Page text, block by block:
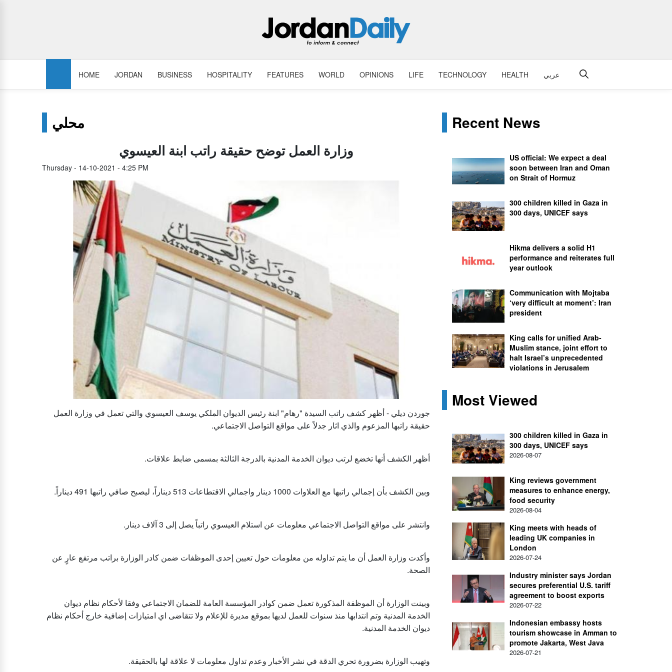
HOME JORDAN BUSINESS HOSPITALITY FEATURES WORLD OPINIONS LIFE TECHNOLOGY HEALTH عربي
محلي
وزارة العمل توضح حقيقة راتب ابنة العيسوي
Thursday - 14-10-2021 - 4:25 PM
جوردن ديلي - أظهر كشف راتب السيدة "رهام" ابنة رئيس الديوان الملكي يوسف العيسوي والتي تعمل في وزارة العمل
حقيقة راتبها المزعوم والذي اثار جدلاً على مواقع التواصل الاجتماعي.
أظهر الكشف أنها تخضع لرتب ديوان الخدمة المدنية بالدرجة الثالثة بمسمى ضابط علاقات.
وبين الكشف بأن إجمالي راتبها مع العلاوات 1000 دينار واجمالي الاقتطاعات 513 ديناراً، ليصبح صافي راتبها 491 ديناراً.
وانتشر على مواقع التواصل الاجتماعي معلومات عن استلام العيسوي راتباً يصل إلى 3 آلاف دينار.
وأكدت وزارة العمل أن ما يتم تداوله من معلومات حول تعيين إحدى الموظفات ضمن كادر الوزارة براتب مرتفع عارٍ عن
الصحة.
وبينت الوزارة أن الموظفة المذكورة تعمل ضمن كوادر المؤسسة العامة للضمان الاجتماعي وفقا لأحكام نظام ديوان
الخدمة المدنية وتم انتدابها منذ سنوات للعمل لديها بموقع مديرة للإعلام ولا تتقاضى اي امتيازات إضافية خارج أحكام نظام
ديوان الخدمة المدنية.
وتهيب الوزارة بضرورة تحري الدقة في نشر الأخبار وعدم تداول معلومات لا علاقة لها بالحقيقة.
Recent News
US official: We expect a deal
soon between Iran and Oman
on Strait of Hormuz
300 children killed in Gaza in
300 days, UNICEF says
Hikma delivers a solid H1
performance and reiterates full
year outlook
Communication with Mojtaba
‘very difficult at moment’: Iran
president
King calls for unified Arab-
Muslim stance, joint effort to
halt Israel’s unprecedented
violations in Jerusalem
Most Viewed
300 children killed in Gaza in
300 days, UNICEF says
2026-08-07
King reviews government
measures to enhance energy,
food security
2026-08-04
King meets with heads of
leading UK companies in
London
2026-07-24
Industry minister says Jordan
secures preferential U.S. tariff
agreement to boost exports
2026-07-22
Indonesian embassy hosts
tourism showcase in Amman to
promote Jakarta, West Java
2026-07-21